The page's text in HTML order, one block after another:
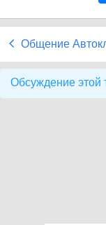
Общение
Обсуждение